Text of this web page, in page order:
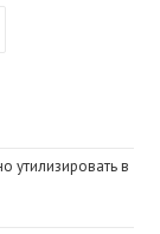
на следующую
утилизировать в